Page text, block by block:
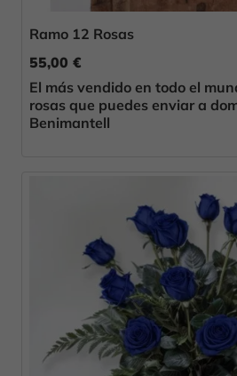
Ramo 12 Rosas
55,00 €
El más vendido en todo el
rosas que puedes enviar a
Benimantell